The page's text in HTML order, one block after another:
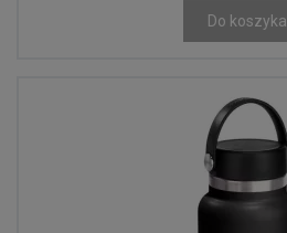
Do koszyka